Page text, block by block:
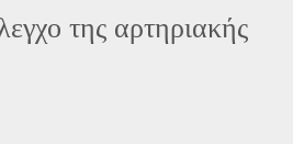
της αρτηριακής